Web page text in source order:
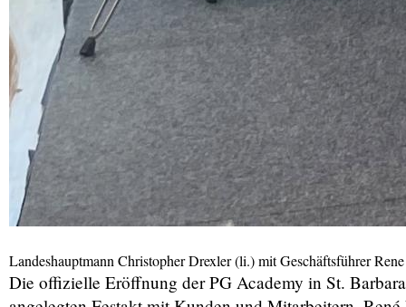
Landeshauptmann Christopher Drexler (li.) mit Geschäftsführer
Die offizielle Eröffnung der PG Academy in St.